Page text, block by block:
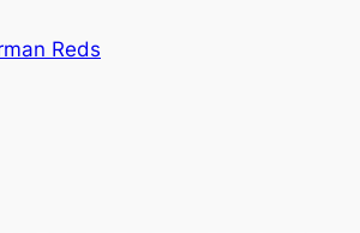
Reds